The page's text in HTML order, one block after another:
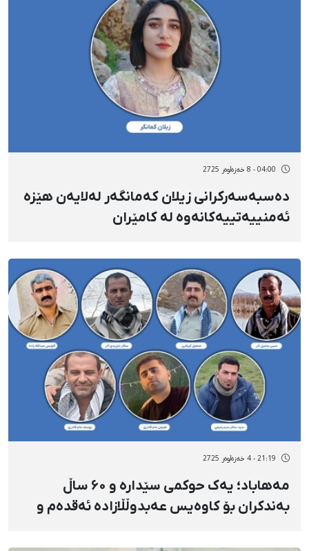
04:00 - 8 خەزەڵوەر 2725
دەسبەسەرکرانی زیلان کەمانگەر لەلایەن ‌هێزە
ئەمنییەتییەکانەوە لە کامێران
21:19 - 4 خەزەڵوەر 2725
مەهاباد؛ یەک حوکمی سێدارە و ۶۰ ساڵ
بەندکران بۆ کاوەیس عەبدوڵڵازادە ئەقدەم و